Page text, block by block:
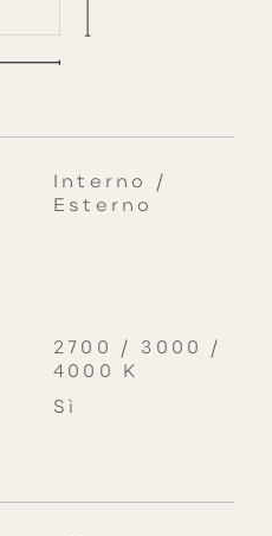
Interno /
Esterno
2700 / 3000 /
4000 K
Sì